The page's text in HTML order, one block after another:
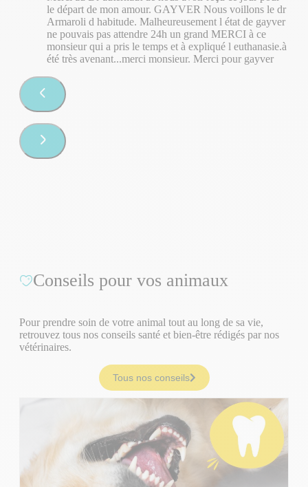
le départ de mon amour. GAYVER Nous voillons le dr
Armaroli d habitude. Malheureusement l état de gayver
ne pouvais pas attendre 24h un grand MERCI à ce
monsieur qui a pris le temps et à expliqué l euthanasie.à
été très avenant...merci monsieur. Merci pour gayver
Conseils pour vos animaux
Pour prendre soin de votre animal tout au long de sa vie,
retrouvez tous nos conseils santé et bien-être rédigés par nos
vétérinaires.
Tous nos conseils